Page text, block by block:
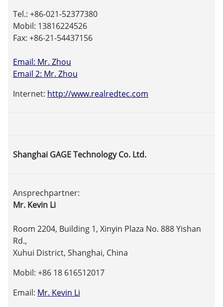
Tel.: +86-021-52377380
Mobil: 13816224526
Fax: +86-21-54437156
Email: Mr. Zhou
Email 2: Mr. Zhou
Internet: http://www.realredtec.com
Shanghai GAGE Technology Co. Ltd.
Ansprechpartner:
Mr. Kevin Li
Room 2204, Building 1, Xinyin Plaza No. 888 Yishan
Rd.,
Xuhui District, Shanghai, China
Mobil: +86 18 616512017
Email: Mr. Kevin Li